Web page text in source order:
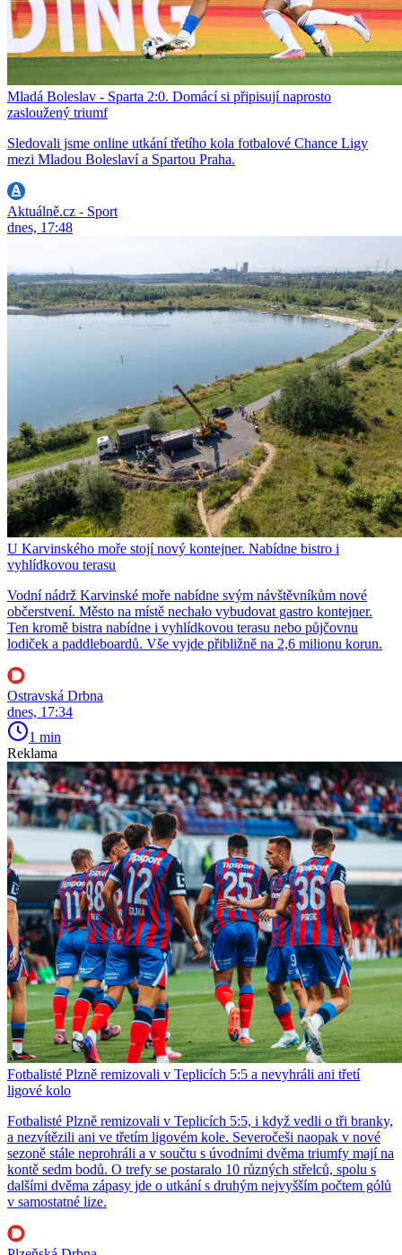
Mladá Boleslav - Sparta 2:0. Domácí si připisují naprosto
zasloužený triumf
Sledovali jsme online utkání třetího kola fotbalové Chance Ligy
mezi Mladou Boleslaví a Spartou Praha.
Aktuálně.cz - Sport
dnes, 17:48
U Karvinského moře stojí nový kontejner. Nabídne bistro i
vyhlídkovou terasu
Vodní nádrž Karvinské moře nabídne svým návštěvníkům nové
občerstvení. Město na místě nechalo vybudovat gastro kontejner.
Ten kromě bistra nabídne i vyhlídkovou terasu nebo půjčovnu
lodiček a paddleboardů. Vše vyjde přibližně na 2,6 milionu korun.
Ostravská Drbna
dnes, 17:34
1 min
Reklama
Fotbalisté Plzně remizovali v Teplicích 5:5 a nevyhráli ani třetí
ligové kolo
Fotbalisté Plzně remizovali v Teplicích 5:5, i když vedli o tři branky,
a nezvítězili ani ve třetím ligovém kole. Severočeši naopak v nové
sezoně stále neprohráli a v součtu s úvodními dvěma triumfy mají na
kontě sedm bodů. O trefy se postaralo 10 různých střelců, spolu s
dalšími dvěma zápasy jde o utkání s druhým nejvyšším počtem gólů
v samostatné lize.